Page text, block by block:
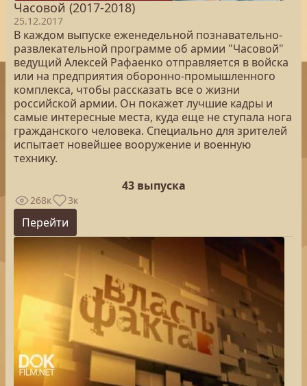
Часовой (2017-2018)
25.12.2017
В каждом выпуске еженедельной познавательно-
развлекательной программе об армии "Часовой"
ведущий Алексей Рафаенко отправляется в войска
или на предприятия оборонно-промышленного
комплекса, чтобы рассказать все о жизни
российской армии. Он покажет лучшие кадры и
самые интересные места, куда еще не ступала нога
гражданского человека. Специально для зрителей
испытает новейшее вооружение и военную
технику.
43 выпуска
268к 3к
Перейти